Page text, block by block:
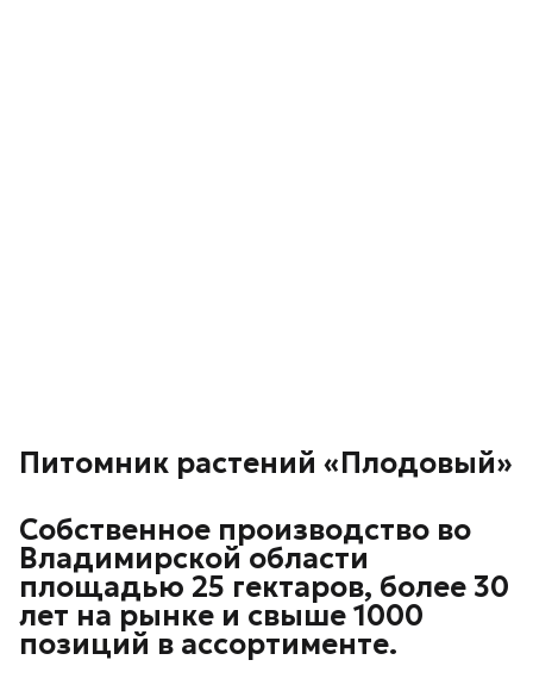
Питомник растений «Плодовый»
Собственное производство во
Владимирской области
площадью 25 гектаров, более 30
лет на рынке и свыше 1000
позиций в ассортименте.